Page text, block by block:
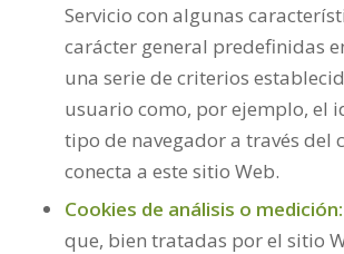
Servicio con algunas
carácter general predefinidas
una serie de criterios
usuario como, por ejemplo, el
tipo de navegador a través del
conecta a este sitio Web.
Cookies de análisis o medición:
que, bien tratadas por el sitio